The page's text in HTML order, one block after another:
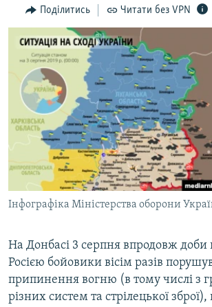
Перейти
до
пошуку
ПОГЛЯД
ІНТЕРВ'Ю
ВСЕ ЗА ДЕНЬ
СПЕЦПРОЕКТИ
ДЕПОРТАЦІЯ
ВІДЕОУРОКИ «ELIFBE»
СВІДЧЕННЯ ОКУПАЦІЇ
УКРАЇНСЬКА ПРОБЛЕМА КРИМУ
ІНФОГРАФІКА
ЯК ОБІЙТИ БЛОКУВАННЯ
Русский
Qırımtatar
ДОЛУЧАЙСЯ!
Поділитись Читати без VPN
Інфографіка Міністерства оборони
На Донбасі 3 серпня впродовж доби
Росією бойовики вісім разів
припинення вогню (в тому числі з
різних систем та стрілецької зброї),